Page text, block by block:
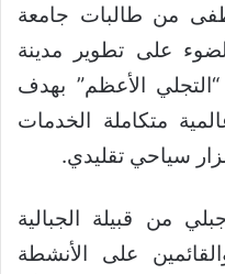
من طالبات جامعة
على تطوير مدينة
الأعظم” بهدف
متكاملة الخدمات
سياحي تقليدي.
من قبيلة الجبالية
على الأنشطة